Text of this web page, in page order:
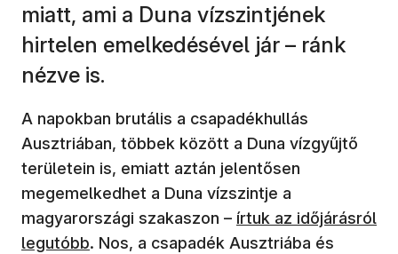
miatt, ami a Duna vízszintjének
hirtelen emelkedésével jár – ránk
nézve is.
A napokban brutális a csapadékhullás
Ausztriában, többek között a Duna vízgyűjtő
területein is, emiatt aztán jelentősen
megemelkedhet a Duna vízszintje a
magyarországi szakaszon – (új ablakban nyílik
írtuk az időjárásról
legutóbb. Nos, a csapadék Ausztriába és